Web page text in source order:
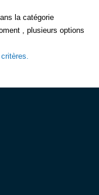
Plus de critères
la catégorie
, plusieurs options